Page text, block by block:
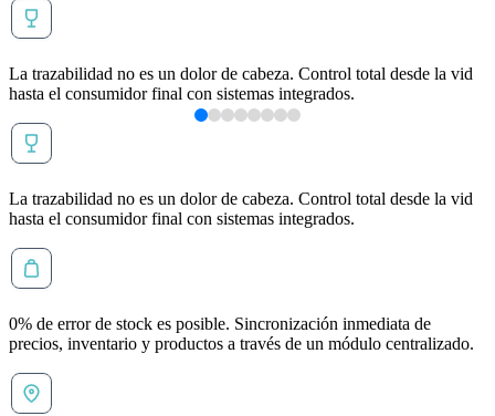
La trazabilidad no es un dolor de cabeza. Control total desde la vid
hasta el consumidor final con sistemas integrados.
La trazabilidad no es un dolor de cabeza. Control total desde la vid
hasta el consumidor final con sistemas integrados.
0% de error de stock es posible. Sincronización inmediata de
precios, inventario y productos a través de un módulo centralizado.